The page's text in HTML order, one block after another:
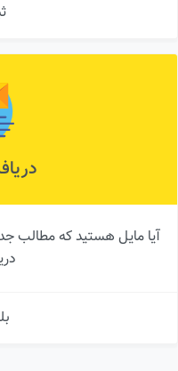
آیا مایل هستید که مطالب